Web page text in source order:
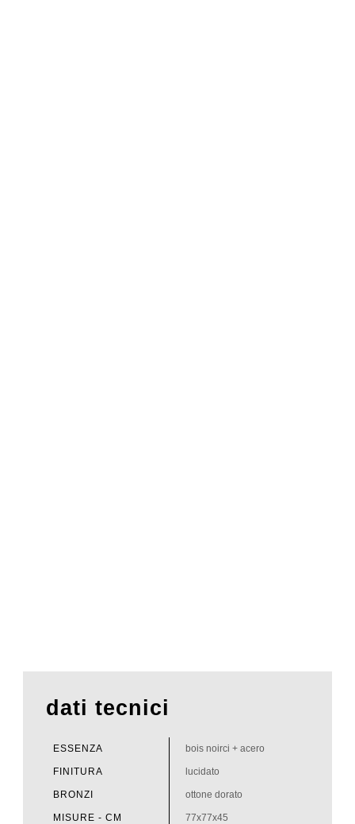
dati tecnici
ESSENZA bois noirci + acero
FINITURA lucidato
BRONZI ottone dorato
MISURE - CM 77x77x45